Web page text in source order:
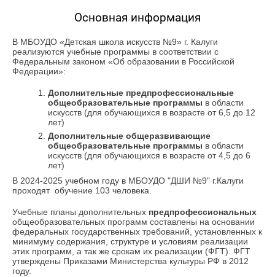
Основная информация
В МБОУДО «Детская школа искусств №9» г. Калуги
реализуются учебные программы в соответствии с
Федеральным законом «Об образовании в Российской
Федерации»:
Дополнительные предпрофессиональные
общеобразовательные программы в области
искусств (для обучающихся в возрасте от 6,5 до 12
лет)
Дополнительные общеразвивающие
общеобразовательные программы в области
искусств (для обучающихся в возрасте от 4,5 до 6
лет)
В 2024-2025 учебном году в МБОУДО "ДШИ №9" г.Калуги
проходят обучение 103 человека.
Учебные планы дополнительных предпрофессиональных
общеобразовательных программ составлены на основании
федеральных государственных требований, установленных к
минимуму содержания, структуре и условиям реализации
этих программ, а так же срокам их реализации (ФГТ). ФГТ
утверждены Приказами Министерства культуры РФ в 2012
году.